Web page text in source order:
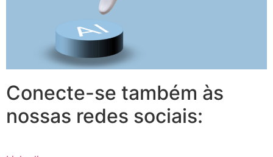
Conecte-se também às
nossas redes sociais: